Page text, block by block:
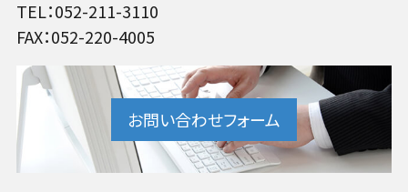
TEL：052-211-3110
FAX：052-220-4005
お問い合わせフォーム